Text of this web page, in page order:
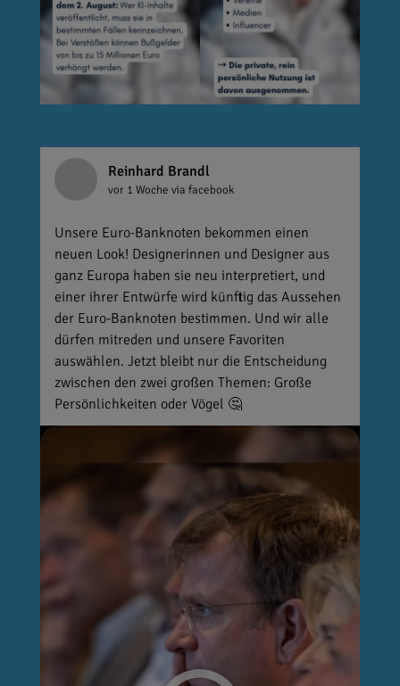
Reinhard Brandl
vor 1 Woche via facebook
Unsere Euro-Banknoten bekommen einen
neuen Look! Designerinnen und Designer aus
ganz Europa haben sie neu interpretiert, und
einer ihrer Entwürfe wird künftig das Aussehen
der Euro-Banknoten bestimmen. Und wir alle
dürfen mitreden und unsere Favoriten
auswählen. Jetzt bleibt nur die Entscheidung
zwischen den zwei großen Themen: Große
Persönlichkeiten oder Vögel 🤔